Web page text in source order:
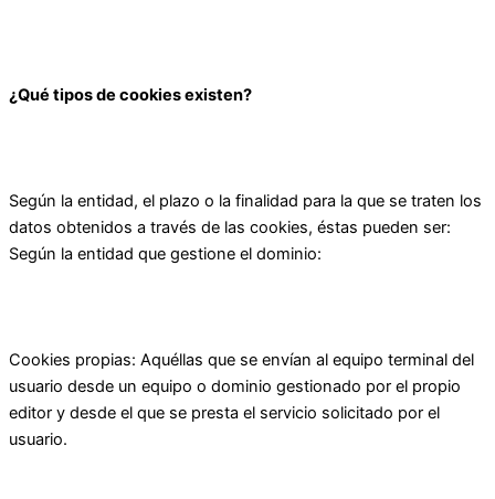
¿Qué tipos de cookies existen?
Según la entidad, el plazo o la finalidad para la que se traten los
datos obtenidos a través de las cookies, éstas pueden ser:
Según la entidad que gestione el dominio:
Cookies propias: Aquéllas que se envían al equipo terminal del
usuario desde un equipo o dominio gestionado por el propio
editor y desde el que se presta el servicio solicitado por el
usuario.